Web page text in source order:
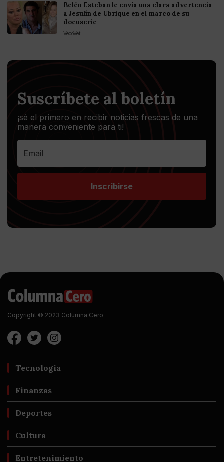
Belén Esteban le envía una clara advertencia
a Jesulín de Ubrique en el marco de su
docuserie
VecoVet
Suscríbete al boletín
¡sé el primero en recibir noticias frescas de una
manera conveniente para ti!
Inscribirse
Copyright © 2023 Columna Cero
Tecnología
Finanzas
Deportes
Cultura
Entretenimiento